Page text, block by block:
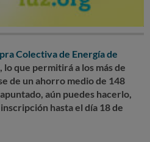
Colectiva de Energía de
que permitirá a los más de
de un ahorro medio de 148
aún puedes hacerlo,
hasta el día 18 de